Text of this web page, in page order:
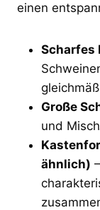
einen
Scharfes
Große
und
ähnlich)